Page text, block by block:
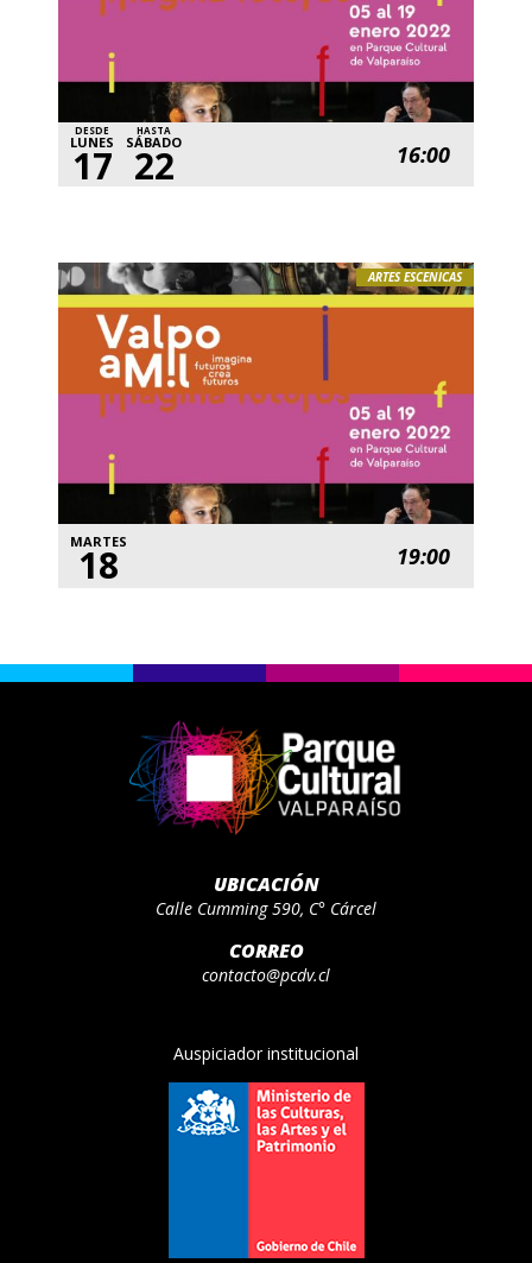
DESDE
LUNES
17
HASTA
SÁBADO
22 16:00
ARTES ESCENICAS
MARTES
18 19:00
UBICACIÓN
Calle Cumming 590, C° Cárcel
CORREO
contacto@pcdv.cl
Auspiciador institucional